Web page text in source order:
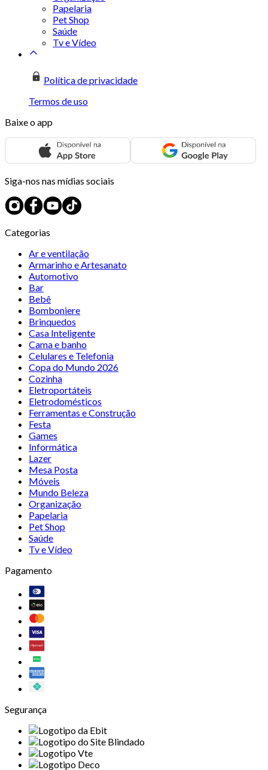
Papelaria
Pet Shop
Saúde
Tv e Vídeo
Política de privacidade
Termos de uso
Baixe o app
Siga-nos nas mídias sociais
Categorias
Ar e ventilação
Armarinho e Artesanato
Automotivo
Bar
Bebê
Bomboniere
Brinquedos
Casa Inteligente
Cama e banho
Celulares e Telefonia
Copa do Mundo 2026
Cozinha
Eletroportáteis
Eletrodomésticos
Ferramentas e Construção
Festa
Games
Informática
Lazer
Mesa Posta
Móveis
Mundo Beleza
Organização
Papelaria
Pet Shop
Saúde
Tv e Vídeo
Pagamento
Segurança